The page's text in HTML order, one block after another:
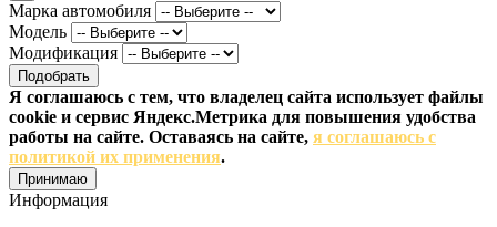
Марка автомобиля
Модель
Модификация
Подобрать
Я соглашаюсь с тем, что владелец сайта использует файлы
cookie и сервис Яндекс.Метрика для повышения удобства
работы на сайте. Оставаясь на сайте, я соглашаюсь с
политикой их применения.
Принимаю
Информация